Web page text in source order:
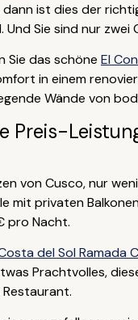
ist dies der
Und Sie sind nur
Sie das schöne El
in einem
Wände von
Preis-
von Cusco, nur
mit privaten
pro Nacht.
del Sol Ramada
Prachtvolles,